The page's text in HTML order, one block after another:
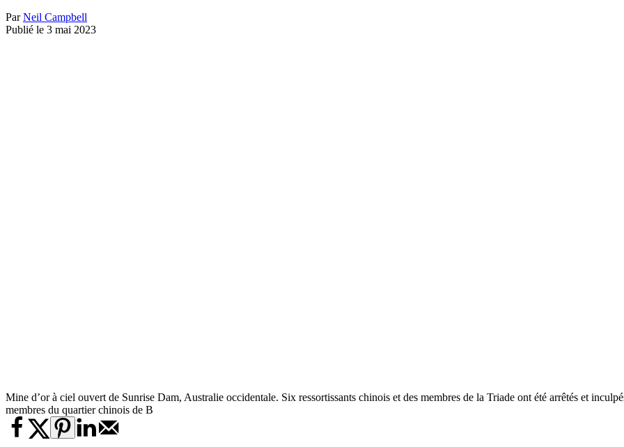
ParNeil Campbell
Publié le 3 mai 2023
Mine d’or à ciel ouvert de Sunrise Dam, Australie occidentale. Six ressortissants chinois et des membres de la Triade ont été arrêtés et
membres du quartier chinois de B